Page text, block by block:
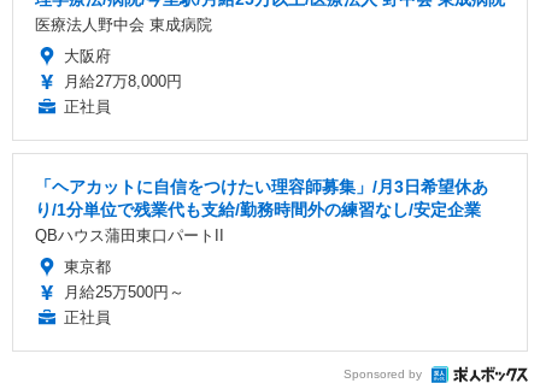
医療法人野中会 東成病院
大阪府
月給27万8,000円
正社員
「ヘアカットに自信をつけたい理容師募集」/月3日希望休あ
り/1分単位で残業代も支給/勤務時間外の練習なし/安定企業
QBハウス蒲田東口パートII
東京都
月給25万500円～
正社員
Sponsored by